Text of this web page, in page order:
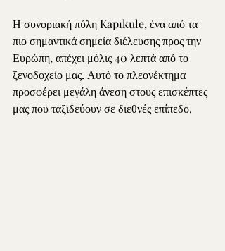
Η συνοριακή πύλη Kapıkule, ένα από τα
πιο σημαντικά σημεία διέλευσης προς την
Ευρώπη, απέχει μόλις 40 λεπτά από το
ξενοδοχείο μας. Αυτό το πλεονέκτημα
προσφέρει μεγάλη άνεση στους επισκέπτες
μας που ταξιδεύουν σε διεθνές επίπεδο.